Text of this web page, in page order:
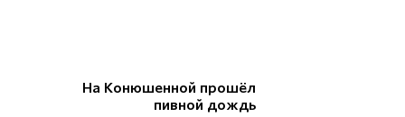
На Конюшенной прошёл
пивной дождь